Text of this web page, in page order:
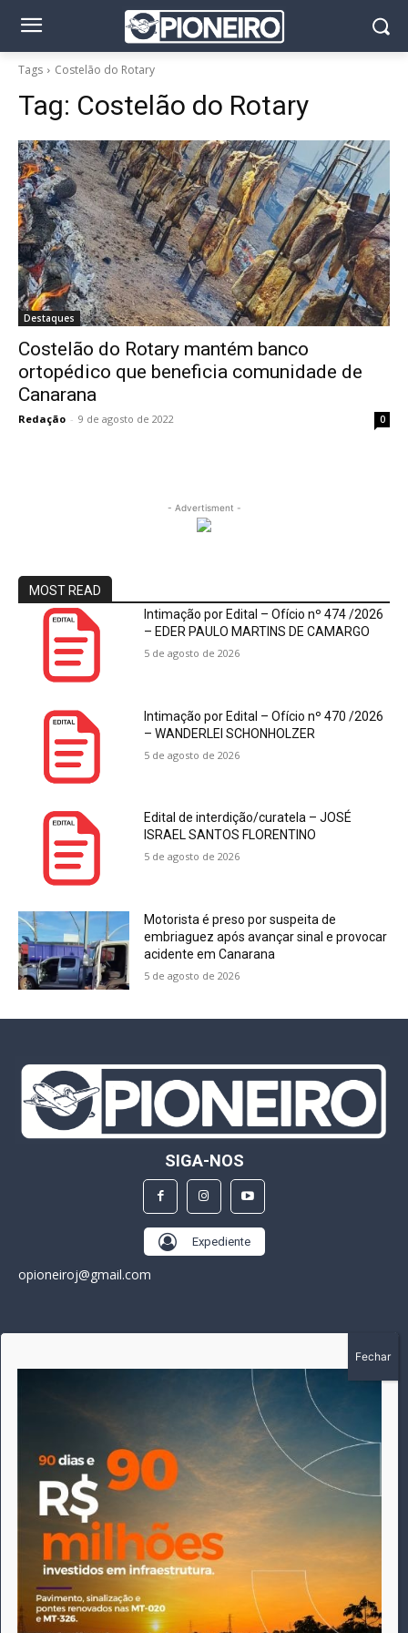
Tags Costelão do Rotary
Tag: Costelão do Rotary
Destaques
Costelão do Rotary mantém banco
ortopédico que beneficia comunidade de
Canarana
Redação - 9 de agosto de 2022 0
- Advertisment -
MOST READ
Intimação por Edital – Ofício nº 474 /2026
– EDER PAULO MARTINS DE CAMARGO
5 de agosto de 2026
Intimação por Edital – Ofício nº 470 /2026
– WANDERLEI SCHONHOLZER
5 de agosto de 2026
Edital de interdição/curatela – JOSÉ
ISRAEL SANTOS FLORENTINO
5 de agosto de 2026
Motorista é preso por suspeita de
embriaguez após avançar sinal e provocar
acidente em Canarana
5 de agosto de 2026
SIGA-NOS
Expediente
opioneiroj@gmail.com
A história do Pioneiro inicia em fevereiro de 2005 em
Canarana - MT, na época, como um jornal impresso semanal,
que chegou a possuir mil assinantes. Durante 15 anos, foram
publicadas 691 edições que narraram os acontecimentos
políticos, policiais e cotidianos de Canarana e região. Fiel a sua
origem, pautado sempre pela busca incessante da
imparcialidade, faz jus a sua logo, com o característico "avião
da praça" de Canarana, sendo o símbolo do
comprometimento deste veículo de comunicação com o
relato dos fatos neste município. Em 06 de dezembro de 2019
circulou a última edição impressa do jornal, que desde então
tem veiculação exclusivamente online.